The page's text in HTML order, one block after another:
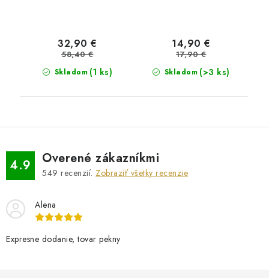
Skladom (1 ks)
32,90 €
58,40 €
Skladom (>3 ks)
14,90 €
17,90 €
4.9 Overené zákazníkmi
549 recenzií. Zobraziť všetky recenzie
Alena
Expresne dodanie, tovar pekny